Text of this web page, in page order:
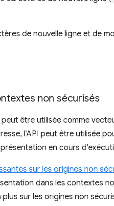
de nouvelle ligne et de
non sécurisés
être utilisée comme
l'API peut être utilisée
en cours
sur les origines non
dans les contextes
sur les origines non